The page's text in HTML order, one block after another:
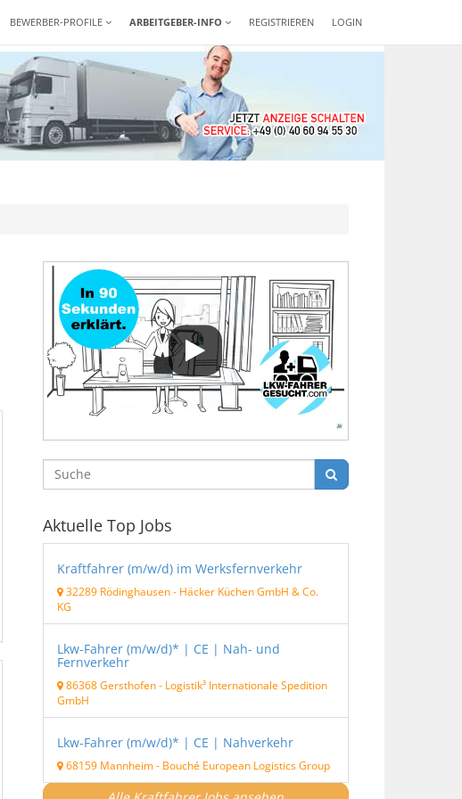
REGISTRIEREN LOGIN
BEWERBER-PROFILE ARBEITGEBER-INFO
Aktuelle Top Jobs
Kraftfahrer (m/w/d) im Werksfernverkehr
32289 Rödinghausen - Häcker Küchen GmbH & Co.
KG
Lkw-Fahrer (m/w/d)* | CE | Nah- und
Fernverkehr
86368 Gersthofen - Logistik³ Internationale Spedition
GmbH
Lkw-Fahrer (m/w/d)* | CE | Nahverkehr
68159 Mannheim - Bouché European Logistics Group